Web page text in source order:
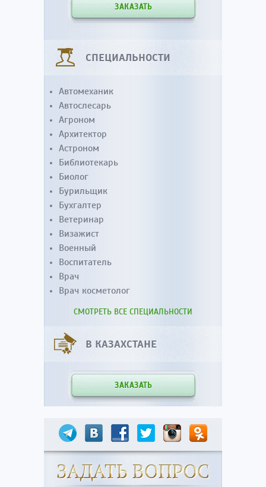
ЗАКАЗАТЬ
СПЕЦИАЛЬНОСТИ
Автомеханик
Автослесарь
Агроном
Архитектор
Астроном
Библиотекарь
Биолог
Бурильщик
Бухгалтер
Ветеринар
Визажист
Военный
Воспитатель
Врач
Врач косметолог
СМОТРЕТЬ ВСЕ СПЕЦИАЛЬНОСТИ
В КАЗАХСТАНЕ
ЗАКАЗАТЬ